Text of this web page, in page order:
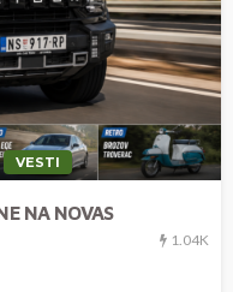
VESTI
NA NOVAS
1.04K